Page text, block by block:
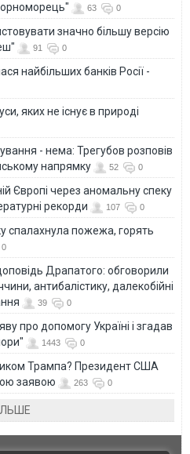
63 0
значно більшу версію
91 0
найбільших банків Росії -
яких не існує в природі
- нема: Трегубов розповів
напрямку
52 0
Європі через аномальну спеку
рекорди
107 0
спалахнула пожежа, горять
0
Драпатого: обговорили
антибалістику, далекобійні
39 0
про допомогу Україні і згадав
1443 0
Трампа? Президент США
заявою
263 0